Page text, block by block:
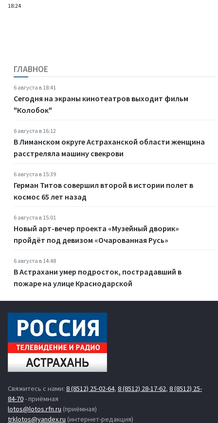
18:24
ГЛАВНОЕ
6 августа в 18:41
Сегодня на экраны кинотеатров выходит фильм
"Колобок"
6 августа в 16:12
В Лиманском округе Астраханской области женщина
расстреляла машину свекрови
6 августа в 15:39
Герман Титов совершил второй в истории полет в
космос 65 лет назад
6 августа в 15:01
Новый арт-вечер проекта «Музейный дворик»
пройдёт под девизом «Очарованная Русь»
6 августа в 14:48
В Астрахани умер подросток, пострадавший в
пожаре на улице Краснодарской
Свяжитесь с нами: 8 (8512) 25-02-64, 8 (8512) 28-17-62, 8 (8512) 25-
84-70- приёмная
lotos@lotos.rfn.ru (приёмная)
trklotos@yandex.ru (интернет-редакция)